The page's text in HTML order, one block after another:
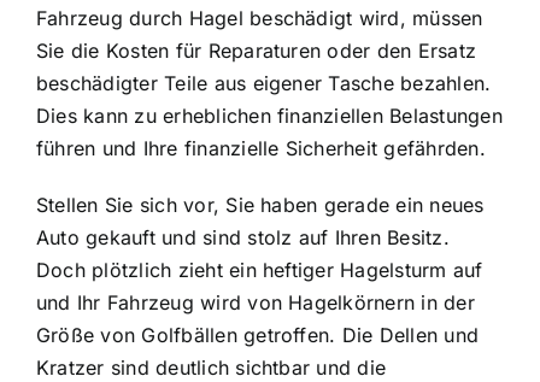
Fahrzeug durch Hagel beschädigt wird, müssen
Sie die Kosten für Reparaturen oder den Ersatz
beschädigter Teile aus eigener Tasche bezahlen.
Dies kann zu erheblichen finanziellen Belastungen
führen und Ihre finanzielle Sicherheit gefährden.
Stellen Sie sich vor, Sie haben gerade ein neues
Auto gekauft und sind stolz auf Ihren Besitz.
Doch plötzlich zieht ein heftiger Hagelsturm auf
und Ihr Fahrzeug wird von Hagelkörnern in der
Größe von Golfbällen getroffen. Die Dellen und
Kratzer sind deutlich sichtbar und die